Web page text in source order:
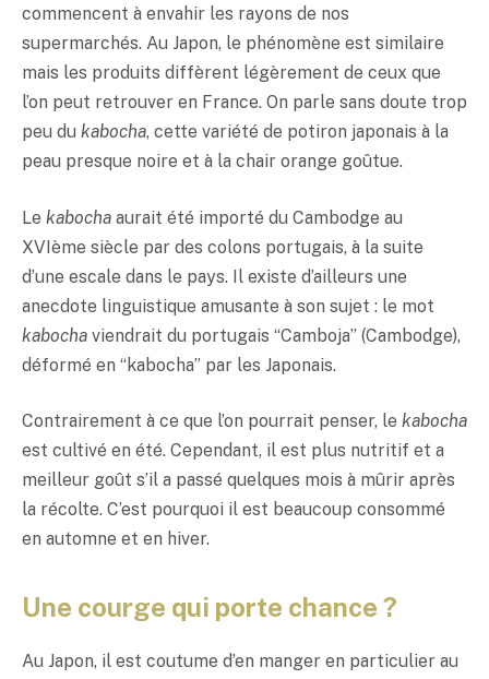
commencent à envahir les rayons de nos
supermarchés. Au Japon, le phénomène est similaire
mais les produits diffèrent légèrement de ceux que
l’on peut retrouver en France. On parle sans doute trop
peu du kabocha, cette variété de potiron japonais à la
peau presque noire et à la chair orange goûtue.
Le kabocha aurait été importé du Cambodge au
XVIème siècle par des colons portugais, à la suite
d’une escale dans le pays. Il existe d’ailleurs une
anecdote linguistique amusante à son sujet : le mot
kabocha viendrait du portugais “Camboja” (Cambodge),
déformé en “kabocha” par les Japonais.
Contrairement à ce que l’on pourrait penser, le kabocha
est cultivé en été. Cependant, il est plus nutritif et a
meilleur goût s’il a passé quelques mois à mûrir après
la récolte. C’est pourquoi il est beaucoup consommé
en automne et en hiver.
Une courge qui porte chance ?
Au Japon, il est coutume d’en manger en particulier au